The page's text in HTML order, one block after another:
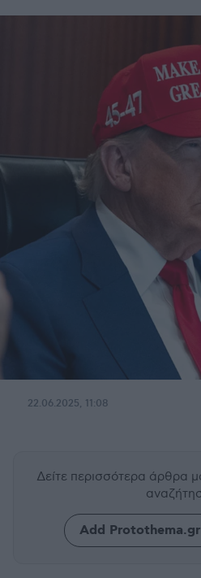
22.06.2025, 11:08
Δείτε περισσότερα άρθρα
Add